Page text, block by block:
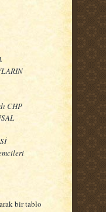
CHP
bir tablo